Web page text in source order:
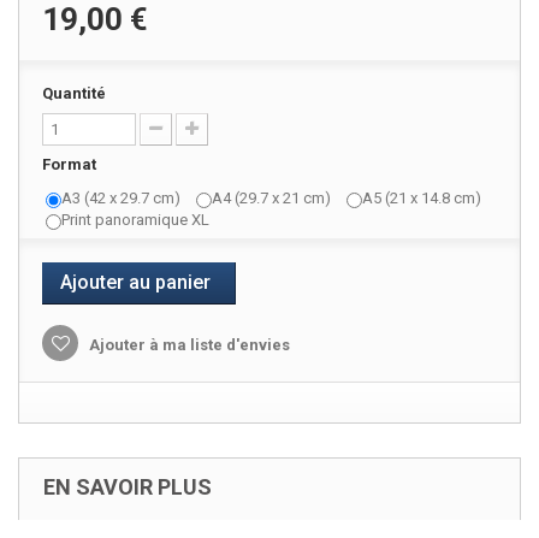
19,00 €
Quantité
Format
A3 (42 x 29.7 cm)
A4 (29.7 x 21 cm)
A5 (21 x 14.8 cm)
Print panoramique XL
Ajouter au panier
Ajouter à ma liste d'envies
EN SAVOIR PLUS